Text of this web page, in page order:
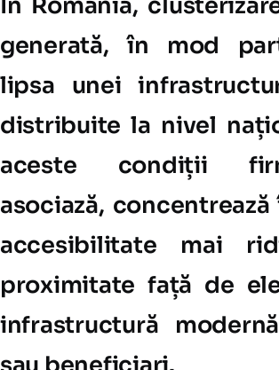
generată, în mod
lipsa unei
distribuite la nivel
aceste condiții
asociază,
accesibilitate mai
proximitate față de
infrastructură